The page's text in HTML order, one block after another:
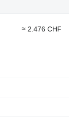
≈ 2.476 CHF